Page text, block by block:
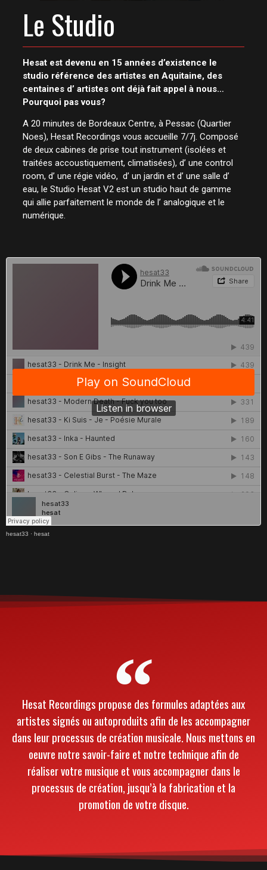
Le Studio
Hesat est devenu en 15 années d’existence le
studio référence des artistes en Aquitaine, des
centaines d’ artistes ont déjà fait appel à nous…
Pourquoi pas vous?
A 20 minutes de Bordeaux Centre, à Pessac (Quartier
Noes), Hesat Recordings vous accueille 7/7j. Composé
de deux cabines de prise tout instrument (isolées et
traitées accoustiquement, climatisées), d’ une control
room, d’ une régie vidéo, d’ un jardin et d’ une salle d’
eau, le Studio Hesat V2 est un studio haut de gamme
qui allie parfaitement le monde de l’ analogique et le
numérique.
hesat33 · hesat
Hesat Recordings propose des formules adaptées aux
artistes signés ou autoproduits afin de les accompagner
dans leur processus de création musicale. Nous mettons en
oeuvre notre savoir-faire et notre technique afin de
réaliser votre musique et vous accompagner dans le
processus de création, jusqu’à la fabrication et la
promotion de votre disque.